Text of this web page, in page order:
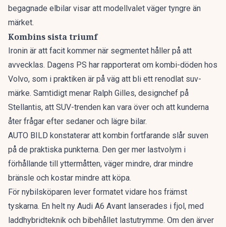
begagnade elbilar visar att modellvalet väger tyngre än
märket.
Kombins sista triumf
Ironin är att facit kommer när segmentet håller på att
avvecklas. Dagens PS har rapporterat om kombi-döden hos
Volvo, som i praktiken är på väg att bli ett renodlat suv-
märke. Samtidigt menar Ralph Gilles, designchef på
Stellantis, att SUV-trenden kan vara över och att kunderna
åter frågar efter sedaner och lägre bilar.
AUTO BILD konstaterar att kombin fortfarande slår suven
på de praktiska punkterna. Den ger mer lastvolym i
förhållande till yttermåtten, väger mindre, drar mindre
bränsle och kostar mindre att köpa.
För nybilsköparen lever formatet vidare hos främst
tyskarna. En helt ny Audi A6 Avant lanserades i fjol, med
laddhybridteknik och bibehållet lastutrymme. Om den ärver